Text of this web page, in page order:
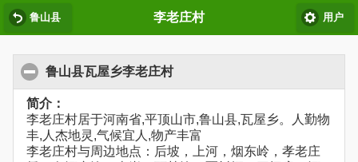
鲁山县 李老庄村 用户
鲁山县瓦屋乡李老庄村
简介：
李老庄村居于河南省,平顶山市,鲁山县,瓦屋乡。人勤物
丰,人杰地灵,气候宜人,物产丰富
李老庄村与周边地点：后坡，上河，烟东岭，孝老庄